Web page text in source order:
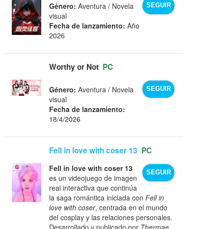
SEGUIR
Género: Aventura / Novela
visual
Fecha de lanzamiento: Año
2026
Worthy or Not PC
SEGUIR
Género: Aventura / Novela
visual
Fecha de lanzamiento:
18/4/2026
Fell in love with coser 13 PC
SEGUIR
Fell in love with coser 13
es un videojuego de imagen
real interactiva que continúa
la saga romántica iniciada conFell in
love with coser, centrada en el mundo
del cosplay y las relaciones personales.
Desarrollado y publicado por Thermae,